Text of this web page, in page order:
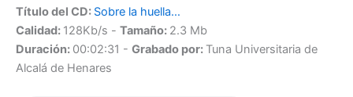
Título del CD: Sobre la huella…
Calidad: 128Kb/s - Tamaño: 2.3 Mb
Duración: 00:02:31 - Grabado por: Tuna Universitaria de
Alcalá de Henares